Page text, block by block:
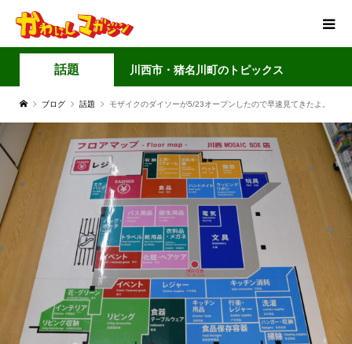
話題 川西市・猪名川町のトピックス
ブログ 話題 モザイクのダイソーが5/23オープンしたので早速見てきたよ。